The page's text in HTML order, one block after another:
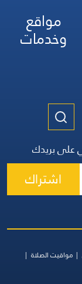
مواقع
وخدمات
على بريدك
اشتراك
مواقيت الصلاة